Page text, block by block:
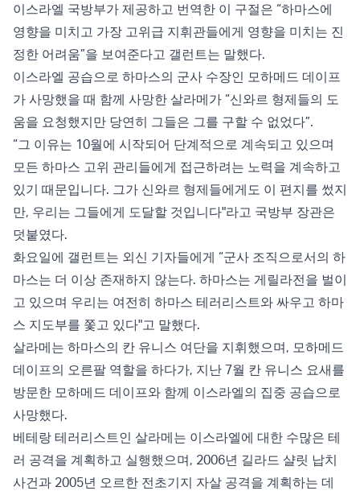
이스라엘 국방부가 제공하고 번역한 이 구절은 “하마스에
영향을 미치고 가장 고위급 지휘관들에게 영향을 미치는 진
정한 어려움”을 보여준다고 갤런트는 말했다.
이스라엘 공습으로 하마스의 군사 수장인 모하메드 데이프
가 사망했을 때 함께 사망한 살라메가 “신와르 형제들의 도
움을 요청했지만 당연히 그들은 그를 구할 수 없었다”.
“그 이유는 10월에 시작되어 단계적으로 계속되고 있으며
모든 하마스 고위 관리들에게 접근하려는 노력을 계속하고
있기 때문입니다. 그가 신와르 형제들에게도 이 편지를 썼지
만, 우리는 그들에게 도달할 것입니다"라고 국방부 장관은
덧붙였다.
화요일에 갤런트는 외신 기자들에게 “군사 조직으로서의 하
마스는 더 이상 존재하지 않는다. 하마스는 게릴라전을 벌이
고 있으며 우리는 여전히 하마스 테러리스트와 싸우고 하마
스 지도부를 쫓고 있다"고 말했다.
살라메는 하마스의 칸 유니스 여단을 지휘했으며, 모하메드
데이프의 오른팔 역할을 하다가, 지난 7월 칸 유니스 요새를
방문한 모하메드 데이프와 함께 이스라엘의 집중 공습으로
사망했다.
베테랑 테러리스트인 살라메는 이스라엘에 대한 수많은 테
러 공격을 계획하고 실행했으며, 2006년 길라드 샬릿 납치
사건과 2005년 오르한 전초기지 자살 공격을 계획하는 데